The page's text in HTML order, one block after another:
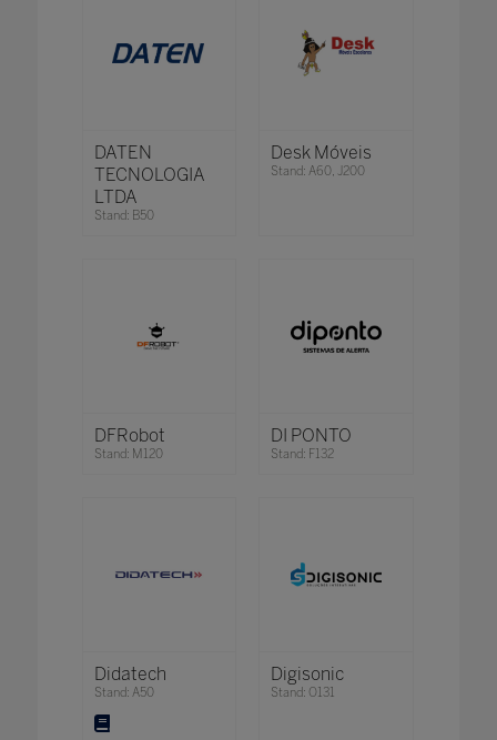
DATEN
TECNOLOGIA
LTDA
Stand: B50
Desk Móveis
Stand: A60, J200
DFRobot
Stand: M120
DI PONTO
Stand: F132
Didatech
Stand: A50
Digisonic
Stand: O131